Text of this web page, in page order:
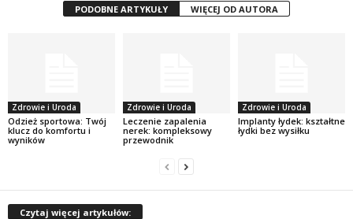
PODOBNE ARTYKUŁY WIĘCEJ OD AUTORA
Zdrowie i Uroda
Odzież sportowa: Twój
klucz do komfortu i
wyników
Zdrowie i Uroda
Leczenie zapalenia
nerek: kompleksowy
przewodnik
Zdrowie i Uroda
Implanty łydek: kształtne
łydki bez wysiłku
Czytaj więcej artykułów: